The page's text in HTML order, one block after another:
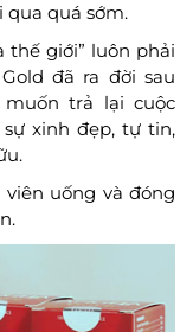
quá sớm.
thế giới” luôn phải
đã ra đời sau
trả lại cuộc
xinh đẹp, tự tin,
uống và đóng